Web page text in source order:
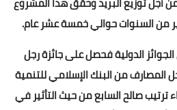
من السنوات حوالي خمسة عشر عام.
الدولية فحصل على جائزة رجل
عام 1993م، ورجل المصارف من البنك الإسلامي للتنمية
1996م، وجاء ترتيب صالح السابع من حيث التأثير في